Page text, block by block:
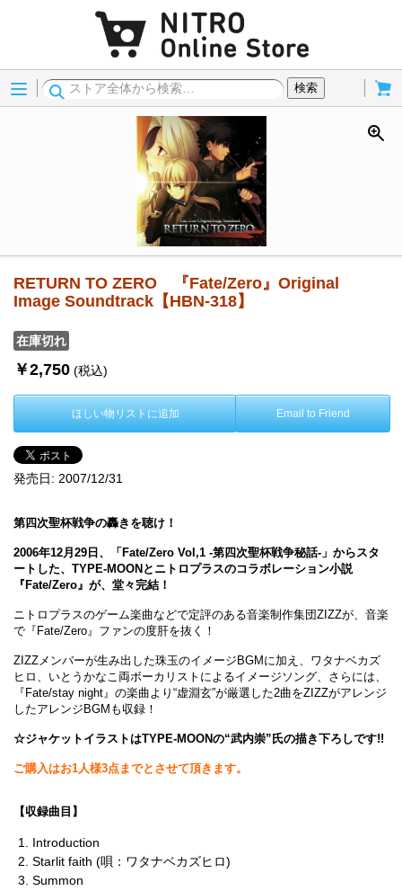
Menu
検索
RETURN TO ZERO 『Fate/Zero』Original
Image Soundtrack【HBN-318】
在庫切れ
￥2,750 (税込)
ほしい物リストに追加 Email to Friend
発売日: 2007/12/31
第四次聖杯戦争の轟きを聴け！
2006年12月29日、「Fate/Zero Vol,1 -第四次聖杯戦争秘話-」からスタ
ートした、TYPE-MOONとニトロプラスのコラボレーション小説
『Fate/Zero』が、堂々完結！
ニトロプラスのゲーム楽曲などで定評のある音楽制作集団ZIZZが、音楽
で『Fate/Zero』ファンの度肝を抜く！
ZIZZメンバーが生み出した珠玉のイメージBGMに加え、ワタナベカズ
ヒロ、いとうかなこ両ボーカリストによるイメージソング、さらには、
『Fate/stay night』の楽曲より“虚淵玄”が厳選した2曲をZIZZがアレンジ
したアレンジBGMも収録！
☆ジャケットイラストはTYPE-MOONの“武内崇”氏の描き下ろしです!!
ご購入はお1人様3点までとさせて頂きます。
【収録曲目】
Introduction
Starlit faith (唄：ワタナベカズヒロ)
Summon